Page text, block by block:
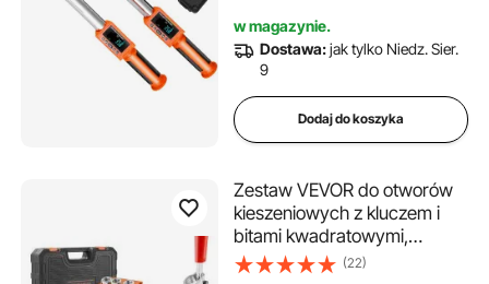
powiadomieniem LED.
Naprawa samochodów
w magazynie.
Dostawa:jak tylko Niedz. Sier.
9
Dodaj do koszyka
Zestaw VEVOR do otworów
kieszeniowych z kluczem i
bitami kwadratowymi,
przewodnik do wiercenia
(22)